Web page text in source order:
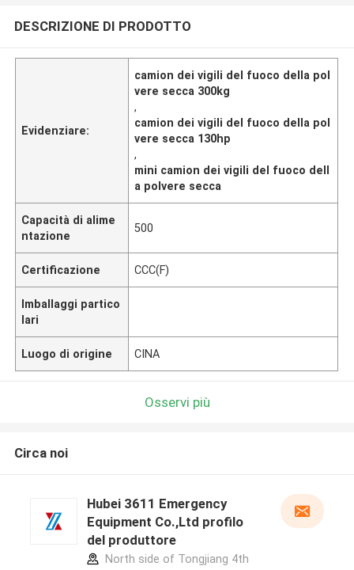
DESCRIZIONE DI PRODOTTO
Evidenziare:
camion dei vigili del fuoco della pol
vere secca 300kg
,
camion dei vigili del fuoco della pol
vere secca 130hp
,
mini camion dei vigili del fuoco dell
a polvere secca
Capacità di alime
ntazione
500
Certificazione CCC(F)
Imballaggi partico
lari
Luogo di origine CINA
Osservi più
Circa noi
Hubei 3611 Emergency
Equipment Co.,Ltd profilo
del produttore
North side of Tongjiang 4th